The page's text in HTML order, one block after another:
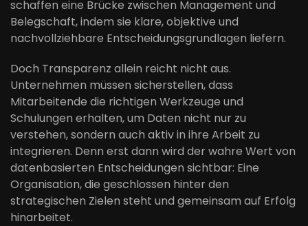
schaffen eine Brücke zwischen Management und
Belegschaft, indem sie klare, objektive und
nachvollziehbare Entscheidungsgrundlagen liefern.
Doch Transparenz allein reicht nicht aus.
Unternehmen müssen sicherstellen, dass
Mitarbeitende die richtigen Werkzeuge und
Schulungen erhalten, um Daten nicht nur zu
verstehen, sondern auch aktiv in ihre Arbeit zu
integrieren. Denn erst dann wird der wahre Wert von
datenbasierten Entscheidungen sichtbar: Eine
Organisation, die geschlossen hinter den
strategischen Zielen steht und gemeinsam auf Erfolg
hinarbeitet.